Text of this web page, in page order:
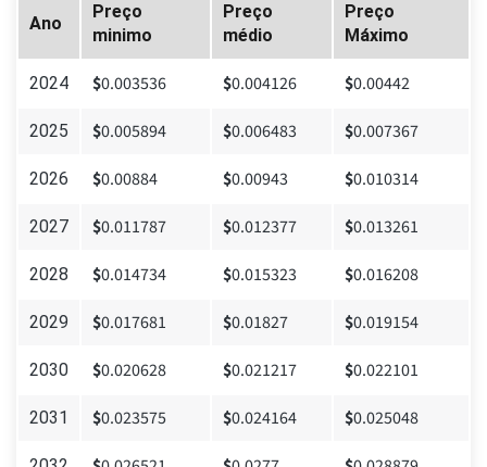
Ano
Preço
minimo
Preço
médio
Preço
Máximo
2024 $0.003536 $0.004126 $0.00442
2025 $0.005894 $0.006483 $0.007367
2026 $0.00884 $0.00943 $0.010314
2027 $0.011787 $0.012377 $0.013261
2028 $0.014734 $0.015323 $0.016208
2029 $0.017681 $0.01827 $0.019154
2030 $0.020628 $0.021217 $0.022101
2031 $0.023575 $0.024164 $0.025048